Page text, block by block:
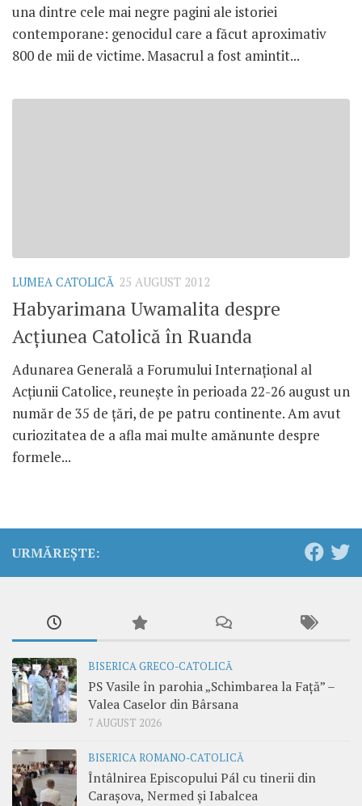
una dintre cele mai negre pagini ale istoriei
contemporane: genocidul care a făcut aproximativ
800 de mii de victime. Masacrul a fost amintit...
LUMEA CATOLICĂ 25 AUGUST 2012
Habyarimana Uwamalita despre
Acţiunea Catolică în Ruanda
Adunarea Generală a Forumului Internaţional al
Acţiunii Catolice, reuneşte în perioada 22-26 august un
număr de 35 de ţări, de pe patru continente. Am avut
curiozitatea de a afla mai multe amănunte despre
formele...
URMĂREȘTE:
BISERICA GRECO-CATOLICĂ
PS Vasile în parohia „Schimbarea la Față” –
Valea Caselor din Bârsana
7 AUGUST 2026
BISERICA ROMANO-CATOLICĂ
Întâlnirea Episcopului Pál cu tinerii din
Carașova, Nermed și Iabalcea